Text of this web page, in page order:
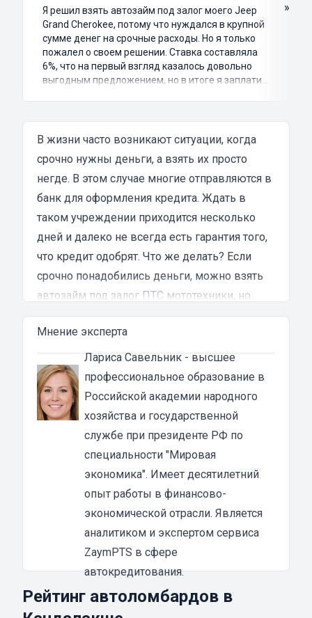
Я решил взять автозайм под залог моего Jeep
Grand Cherokee, потому что нуждался в крупной
сумме денег на срочные расходы. Но я только
пожалел о своем решении. Ставка составляла
6%, что на первый взгляд казалось довольно
выгодным предложением, но в итоге я заплатил
затянутым и занял много времени и усилий.
Никакого профессионализма и
Разочарование и раздражение - это все, что я
испытал в результате этого кредита...
»
В жизни часто возникают ситуации, когда
срочно нужны деньги, а взять их просто
негде. В этом случае многие отправляются в
банк для оформления кредита. Ждать в
таком учреждении приходится несколько
дней и далеко не всегда есть гарантия того,
что кредит одобрят. Что же делать? Если
срочно понадобились деньги, можно взять
автозайм под залог ПТС мототехники, но
обращаться нужно только в проверенные
мотоломбарды. Вы можете получить деньги
уже в день обращения и для этого вам не
понадобиться собирать огромное
количество документов и справок.
Преимущества денежных займов под залог
ПТС мотоцикла в Кандалакше
Если у вас есть любая мототехника, вы
можете обратиться в ломбард иоформить
. Мы собрали для вас список лучших
мотоломбардов, которые выдают деньги
сразу и предоставляют все необходимые
гарантии своим клиентам.
Из преимуществ оформления займа под ПТС
можно выделить:
Мнение эксперта
Лариса Савельник- высшее
профессиональное образование в
Российской академии народного
хозяйства и государственной
службе при президенте РФ по
специальности "Мировая
экономика". Имеет десятилетний
опыт работы в финансово-
экономической отрасли. Является
аналитиком и экспертом сервиса
ZaymPTS в сфере
автокредитования.
Рейтинг автоломбардов в